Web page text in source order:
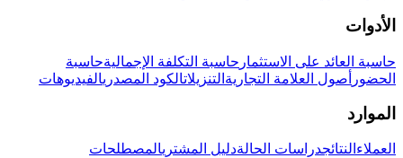
الأدوات
حاسبة العائد على الاستثمار حاسبة التكلفة الإجماليةحاسبة
الحضور أصول العلامة التجارية التنزيلاتالكود المصدريالفيديوهات
الموارد
العملاء النتائجدراسات الحالةدليل المشتريالمصطلحات